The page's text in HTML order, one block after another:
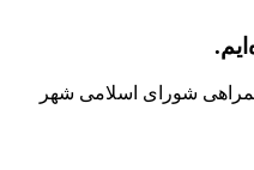
شهری کرج و همراهی شورای اسلامی شهر